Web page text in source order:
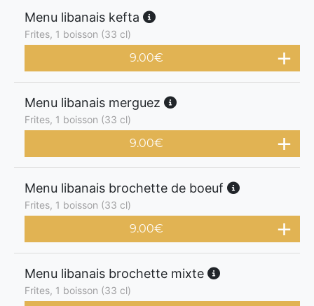
Menu libanais kefta
Frites, 1 boisson (33 cl)
9.00€
Menu libanais merguez
Frites, 1 boisson (33 cl)
9.00€
Menu libanais brochette de boeuf
Frites, 1 boisson (33 cl)
9.00€
Menu libanais brochette mixte
Frites, 1 boisson (33 cl)